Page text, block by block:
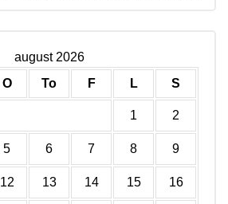
august 2026
O To F L S
1 2
5 6 7 8 9
12 13 14 15 16